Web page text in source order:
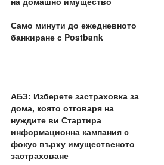
Само минути до ежедневното
банкиране с Postbank
АБЗ: Изберете застраховка за
дома, която отговаря на
нуждите ви Стартира
информационна кампания с
фокус върху имущественото
застраховане